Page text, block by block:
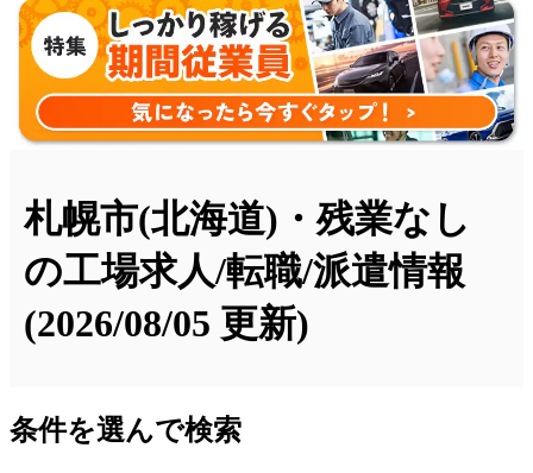
札幌市(北海道)・残業なし
の工場求人/転職/派遣情報
(2026/08/05 更新)
条件を選んで検索